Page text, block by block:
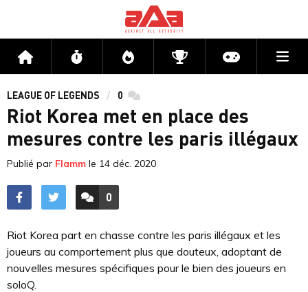
Accueil Flux Directs CompétitionsActu jeux
LEAGUE OF LEGENDS 0 commentaires
Riot Korea met en place des
mesures contre les paris illégaux
Publié par Flamm le 14 déc. 2020
ACCÉDER AUX
0
COMMENTAIRES
Riot Korea part en chasse contre les paris illégaux et les
joueurs au comportement plus que douteux, adoptant de
nouvelles mesures spécifiques pour le bien des joueurs en
soloQ.